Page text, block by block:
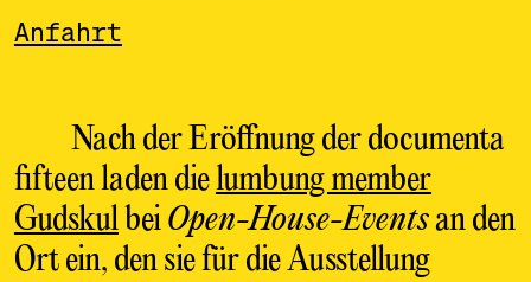
Anfahrt
Nach der Eröffnung der documenta
fifteen laden dielumbung member
GudskulbeiOpen-House-Eventsan den
Ort ein, den sie für die Ausstellung